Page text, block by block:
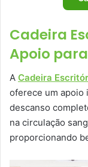
Cadeira
Apoio
A Cadeira
oferece um apoio
descanso
na circulação
proporcionando